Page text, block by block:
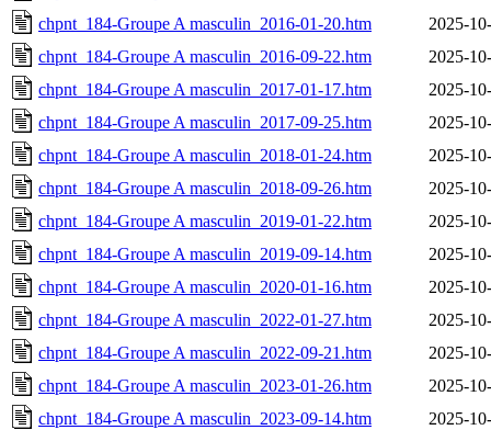
chpnt_184-Groupe A masculin_2016-01-20.htm
2025-
chpnt_184-Groupe A masculin_2016-09-22.htm
2025-
chpnt_184-Groupe A masculin_2017-01-17.htm
2025-
chpnt_184-Groupe A masculin_2017-09-25.htm
2025-
chpnt_184-Groupe A masculin_2018-01-24.htm
2025-
chpnt_184-Groupe A masculin_2018-09-26.htm
2025-
chpnt_184-Groupe A masculin_2019-01-22.htm
2025-
chpnt_184-Groupe A masculin_2019-09-14.htm
2025-
chpnt_184-Groupe A masculin_2020-01-16.htm
2025-
chpnt_184-Groupe A masculin_2022-01-27.htm
2025-
chpnt_184-Groupe A masculin_2022-09-21.htm
2025-
chpnt_184-Groupe A masculin_2023-01-26.htm
2025-
chpnt_184-Groupe A masculin_2023-09-14.htm
2025-